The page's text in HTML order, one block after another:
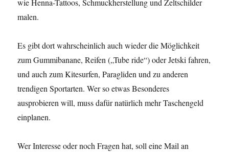
wie Henna-Tattoos, Schmuckherstellung und Zeltschilder
malen.
Es gibt dort wahrscheinlich auch wieder die Möglichkeit
zum Gummibanane, Reifen („Tube ride“) oder Jetski fahren,
und auch zum Kitesurfen, Paragliden und zu anderen
trendigen Sportarten. Wer so etwas Besonderes
ausprobieren will, muss dafür natürlich mehr Taschengeld
einplanen.
Wer Interesse oder noch Fragen hat, soll eine Mail an